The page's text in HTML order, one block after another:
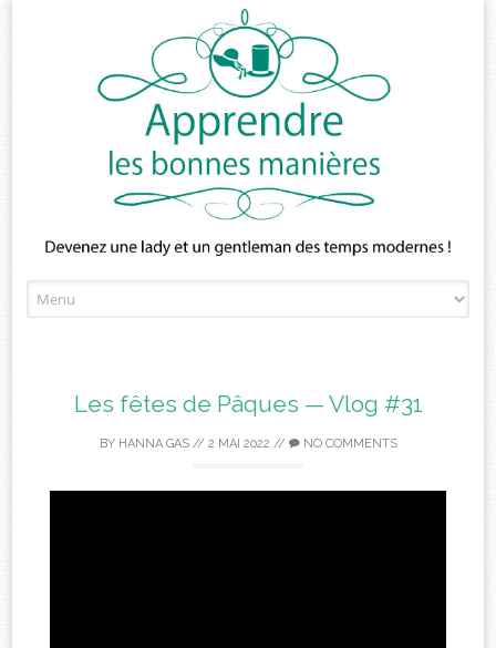
to
Les fêtes de Pâques — Vlog #31
BY HANNA GAS// 2 MAI 2022 // NO COMMENTS